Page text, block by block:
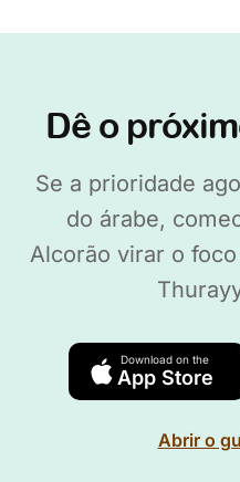
Dê o
Se a prioridade
do árabe,
Alcorão virar o
Download on the
App Store
Abrir o